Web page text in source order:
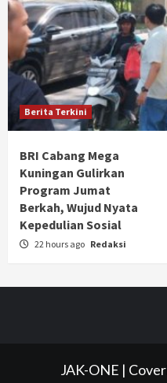
Berita Terkini
BRI Cabang Mega
Kuningan Gulirkan
Program Jumat
Berkah, Wujud Nyata
Kepedulian Sosial
22 hours ago Redaksi
JAK-ONE |